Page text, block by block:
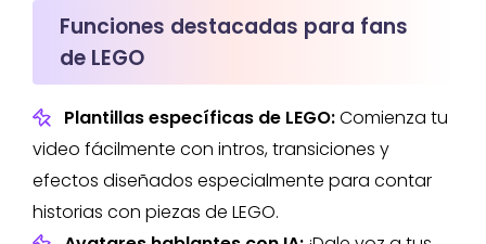
Funciones destacadas para fans
de LEGO
Plantillas específicas de LEGO:Comienza tu
video fácilmente con intros, transiciones y
efectos diseñados especialmente para contar
historias con piezas de LEGO.